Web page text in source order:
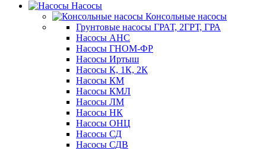
Насосы
Консольные насосы
Грунтовые насосы ГРАТ, 2ГРТ, ГРА
Насосы АНС
Насосы ГНОМ-ФР
Насосы Иртыш
Насосы К, 1К, 2К
Насосы КМ
Насосы КМЛ
Насосы ЛМ
Насосы НК
Насосы ОНЦ
Насосы СД
Насосы СДВ